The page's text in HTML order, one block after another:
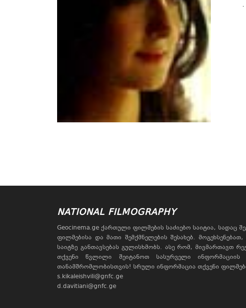
.
NATIONAL FILMOGRAPHY
Geocinema.ge ქართული ფილმების საძიებო საიტია,
ფილმებისა და მათი შემქმნელების შესახებ.
საიტზე განთავსებას გულისხმობს. ასე რომ, მივმართავთ
თქვენი წვლილი შეიტანოთ სასურველი
თანამშრომლობისთვის! სრული ინფორმაცია თქვენი
s.kikaleishvili@gnfc.ge
d.davitiani@gnfc.ge